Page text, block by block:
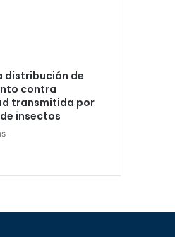
distribución de
contra
transmitida por
insectos